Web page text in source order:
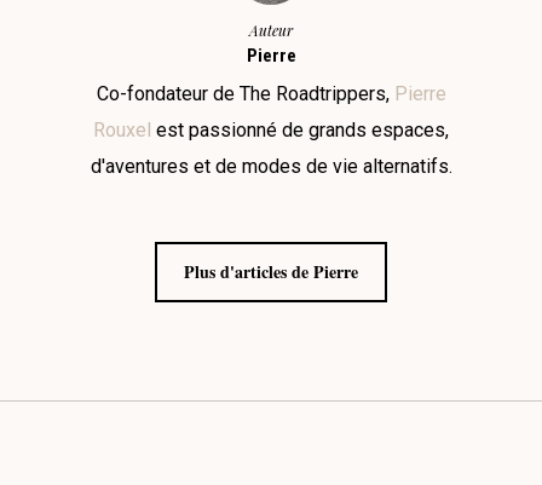
Auteur
Pierre
Co-fondateur de The Roadtrippers, Pierre
Rouxel est passionné de grands espaces,
d'aventures et de modes de vie alternatifs.
Plus d'articles de Pierre